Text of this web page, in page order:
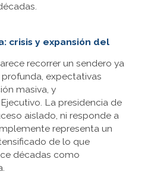
crisis y expansión del
recorrer un sendero ya
expectativas
masiva, y
La presidencia de
aislado, ni responde a
representa un
de lo que
décadas como